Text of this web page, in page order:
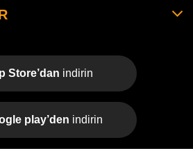
Store’dan indirin
play’den indirin